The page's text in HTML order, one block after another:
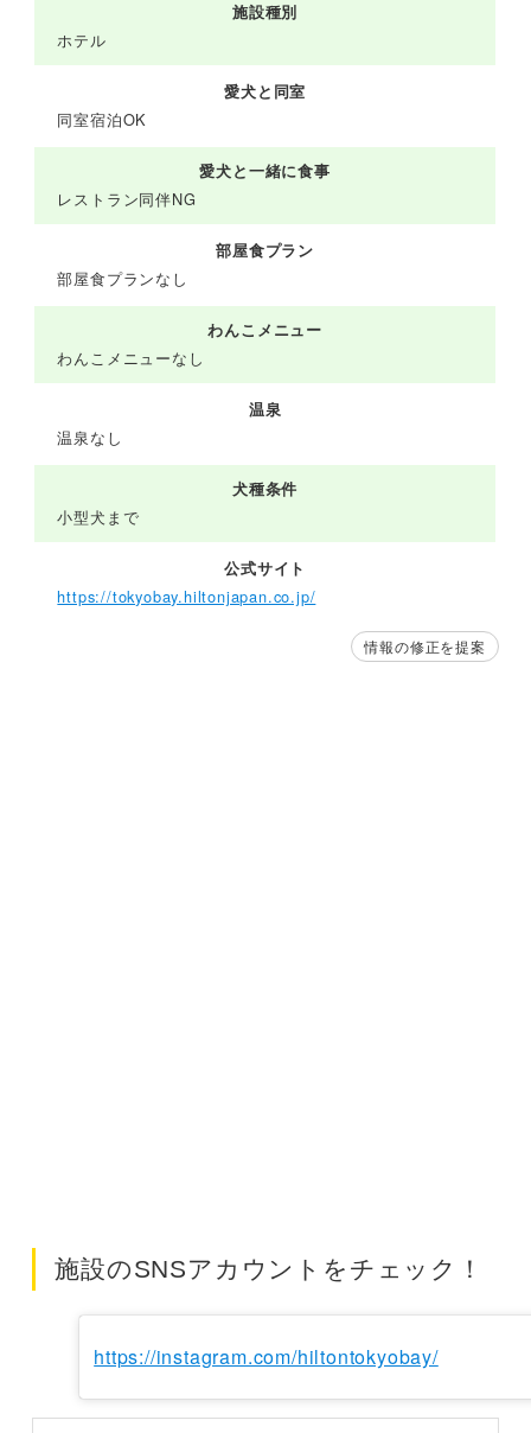
施設種別
ホテル
愛犬と同室
同室宿泊OK
愛犬と一緒に食事
レストラン同伴NG
部屋食プラン
部屋食プランなし
わんこメニュー
わんこメニューなし
温泉
温泉なし
犬種条件
小型犬まで
公式サイト
https://tokyobay.hiltonjapan.co.jp/
情報の修正を提案
施設のSNSアカウントをチェック！
https://instagram.com/hiltontokyobay/